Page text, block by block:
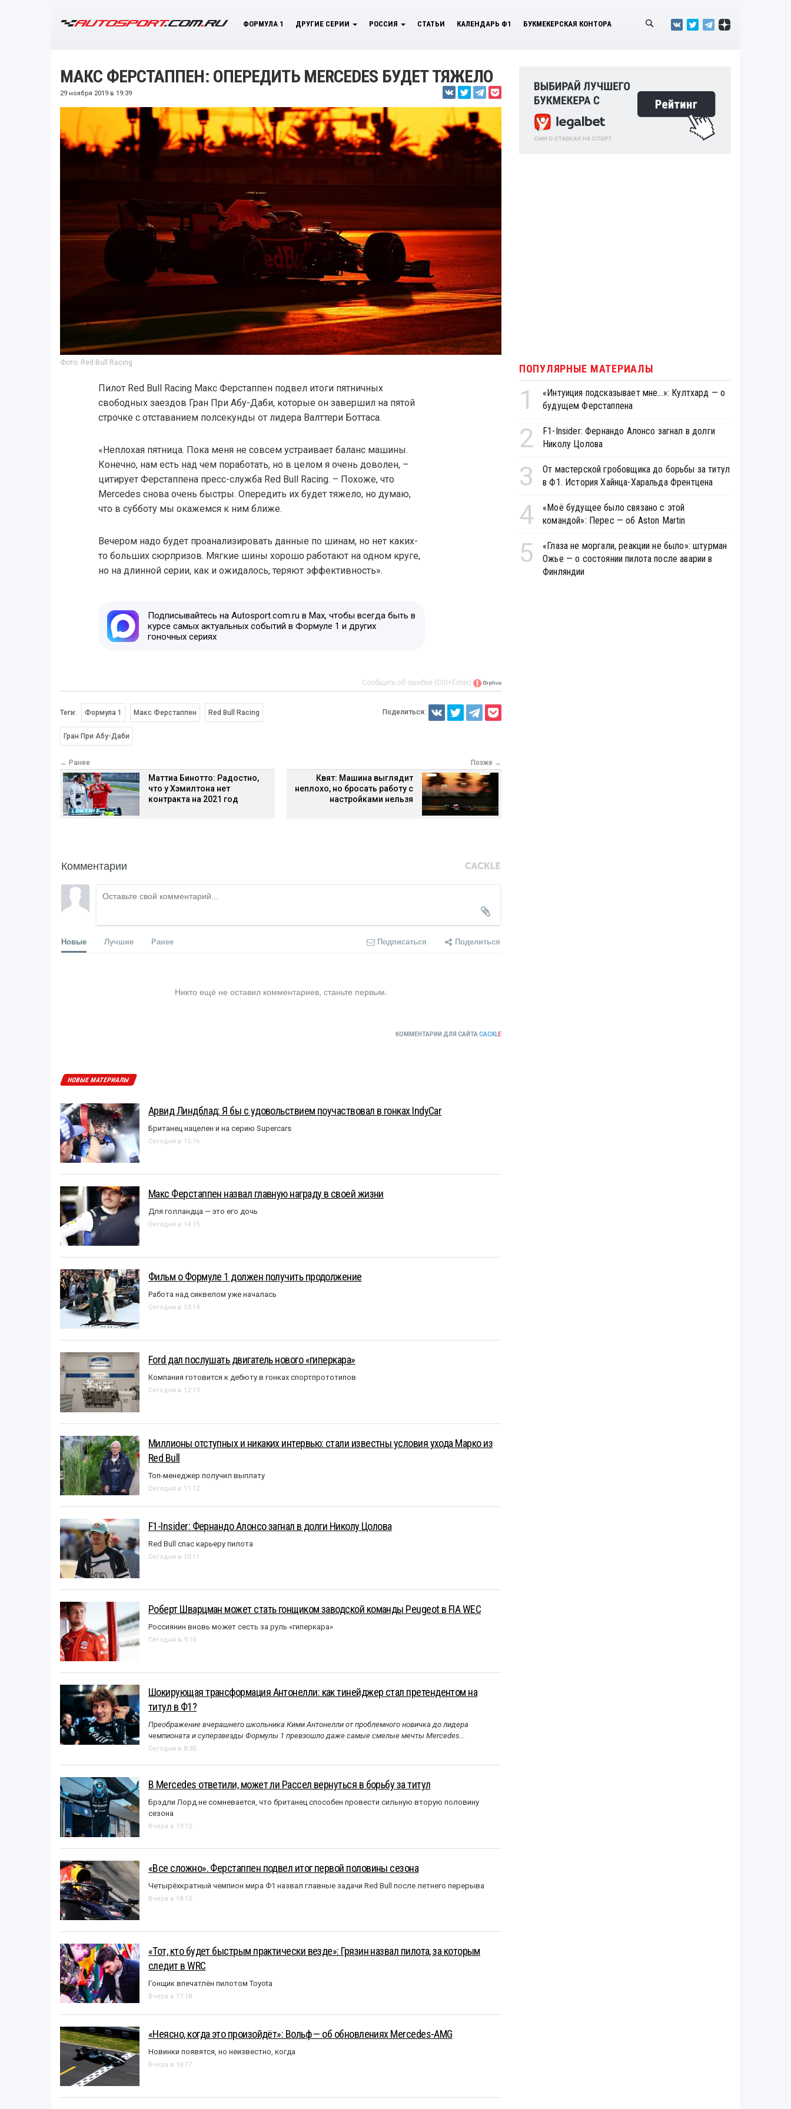
ФОРМУЛА 1 ДРУГИЕ СЕРИИ РОССИЯ СТАТЬИ КАЛЕНДАРЬ Ф1 БУКМЕКЕРСКАЯ КОНТОРА
МАКС ФЕРСТАППЕН: ОПЕРЕДИТЬ MERCEDES БУДЕТ ТЯЖЕЛО
29 ноября 2019 в 19:39
Фото: Red Bull Racing
Пилот Red Bull Racing Макс Ферстаппен подвел итоги пятничных
свободных заездов Гран При Абу-Даби, которые он завершил на пятой
строчке с отставанием полсекунды от лидера Валттери Боттаса.
«Неплохая пятница. Пока меня не совсем устраивает баланс машины.
Конечно, нам есть над чем поработать, но в целом я очень доволен, –
цитирует Ферстаппена пресс-служба Red Bull Racing. – Похоже, что
Merсedes снова очень быстры. Опередить их будет тяжело, но думаю,
что в субботу мы окажемся к ним ближе.
Вечером надо будет проанализировать данные по шинам, но нет каких-
то больших сюрпризов. Мягкие шины хорошо работают на одном круге,
но на длинной серии, как и ожидалось, теряют эффективность».
Подписывайтесь на Autosport.com.ru в Max, чтобы всегда быть в
курсе самых актуальных событий в Формуле 1 и других
гоночных сериях
Сообщить об ошибке (Ctrl+Enter)
Теги: Формула 1 Макс Ферстаппен Red Bull Racing
Гран При Абу-Даби
Поделиться:
← Ранее
Маттиа Бинотто: Радостно,
что у Хэмилтона нет
контракта на 2021 год
Позже →
Квят: Машина выглядит
неплохо, но бросать работу с
настройками нельзя
Комментарии
Новые Лучшие Ранее Подписаться Поделиться
Никто ещё не оставил комментариев, станьте первым.
КОММЕНТАРИИ ДЛЯ САЙТА CACKLE
НОВЫЕ МАТЕРИАЛЫ
Арвид Линдблад: Я бы с удовольствием поучаствовал в гонках IndyCar
Британец нацелен и на серию Supercars
Сегодня в 15:16
Макс Ферстаппен назвал главную награду в своей жизни
Для голландца — это его дочь
Сегодня в 14:15
Фильм о Формуле 1 должен получить продолжение
Работа над сиквелом уже началась
Сегодня в 13:14
Ford дал послушать двигатель нового «гиперкара»
Компания готовится к дебюту в гонках спортпрототипов
Сегодня в 12:13
Миллионы отступных и никаких интервью: стали известны условия ухода Марко из
Red Bull
Топ-менеджер получил выплату
Сегодня в 11:12
F1-Insider: Фернандо Алонсо загнал в долги Николу Цолова
Red Bull спас карьеру пилота
Сегодня в 10:11
Роберт Шварцман может стать гонщиком заводской команды Peugeot в FIA WEC
Россиянин вновь может сесть за руль «гиперкара»
Сегодня в 9:10
Шокирующая трансформация Антонелли: как тинейджер стал претендентом на
титул в Ф1?
Преображение вчерашнего школьника Кими Антонелли от проблемного новичка до лидера
чемпионата и суперзвезды Формулы 1 превзошло даже самые смелые мечты Mercedes...
Сегодня в 8:30
В Mercedes ответили, может ли Рассел вернуться в борьбу за титул
Брэдли Лорд не сомневается, что британец способен провести сильную вторую половину
сезона
Вчера в 19:12
«Все сложно». Ферстаппен подвел итог первой половины сезона
Четырёхкратный чемпион мира Ф1 назвал главные задачи Red Bull после летнего перерыва
Вчера в 18:15
«Тот, кто будет быстрым практически везде»: Грязин назвал пилота, за которым
следит в WRC
Гонщик впечатлён пилотом Toyota
Вчера в 17:18
«Неясно, когда это произойдёт»: Вольф — об обновлениях Mercedes-AMG
Новинки появятся, но неизвестно, когда
Вчера в 16:17
ПОПУЛЯРНЫЕ МАТЕРИАЛЫ
1
«Интуиция подсказывает мне...»: Култхард — о
будущем Ферстаппена
2
F1-Insider: Фернандо Алонсо загнал в долги
Николу Цолова
3
От мастерской гробовщика до борьбы за титул
в Ф1. История Хайнца-Харальда Френтцена
4
«Моё будущее было связано с этой
командой»: Перес — об Aston Martin
5
«Глаза не моргали, реакции не было»: штурман
Ожье — о состоянии пилота после аварии в
Финляндии